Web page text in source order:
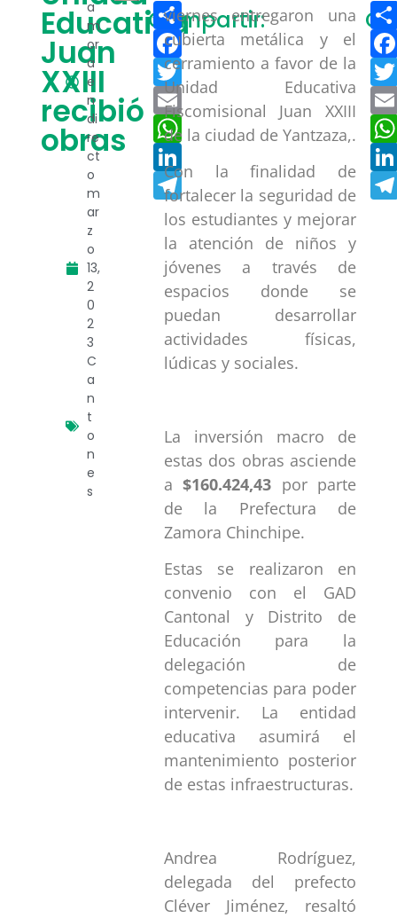
Educativa
Juan
XXIII
recibió
obras
a
m
or
a
e
n
di
re
ct
o
m
ar
z
o
13,
2
0
2
3
C
a
n
t
o
n
e
s
Compartir:
Compartir
Facebook
Twitter
Email
WhatsApp
LinkedIn
Telegram
viernes entregaron una
cubierta metálica y el
cerramiento a favor de la
Unidad Educativa
Fiscomisional Juan XXIII
de la ciudad de Yantzaza,.
Con la finalidad de
fortalecer la seguridad de
los estudiantes y mejorar
la atención de niños y
jóvenes a través de
espacios donde se
puedan desarrollar
actividades físicas,
lúdicas y sociales.
La inversión macro de
estas dos obras asciende
a$160.424,43 por parte
de la Prefectura de
Zamora Chinchipe.
Estas se realizaron en
convenio con el GAD
Cantonal y Distrito de
Educación para la
delegación de
competencias para poder
intervenir. La entidad
educativa asumirá el
mantenimiento posterior
de estas infraestructuras.
Andrea Rodríguez,
delegada del prefecto
Cléver Jiménez, resaltó